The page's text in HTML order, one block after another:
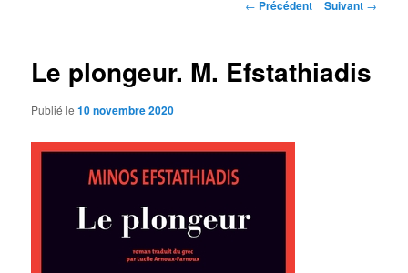
← Précédent Suivant →
Le plongeur. M. Efstathiadis
Publié le10 novembre 2020